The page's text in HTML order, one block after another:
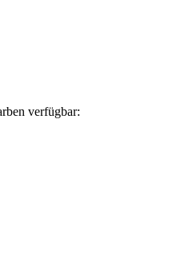
verfügbar: